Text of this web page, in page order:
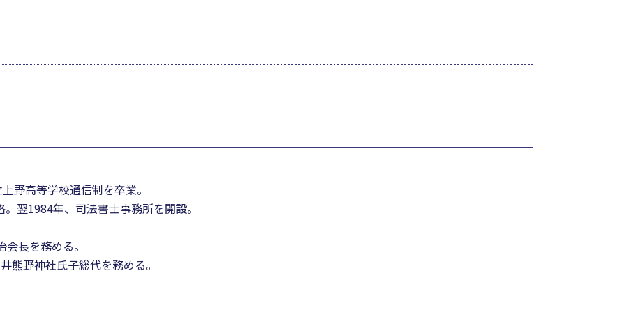
野高等学校通信制を卒業。
翌1984年、司法書士事務所を開設。
長を務める。
熊野神社氏子総代を務める。